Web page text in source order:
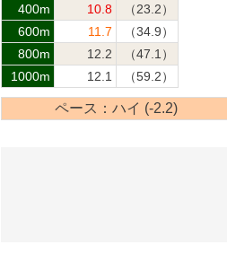
400m
10.8
（23.2）
600m
11.7
（34.9）
800m
12.2
（47.1）
1000m
12.1 （59.2）
ペース：ハイ (-2.2)